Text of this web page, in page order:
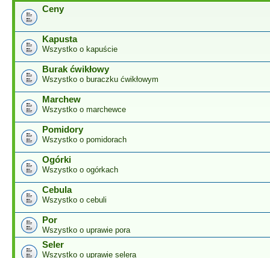
Ceny
Kapusta
Wszystko o kapuście
Burak ćwikłowy
Wszystko o buraczku ćwikłowym
Marchew
Wszystko o marchewce
Pomidory
Wszystko o pomidorach
Ogórki
Wszystko o ogórkach
Cebula
Wszystko o cebuli
Por
Wszystko o uprawie pora
Seler
Wszystko o uprawie selera